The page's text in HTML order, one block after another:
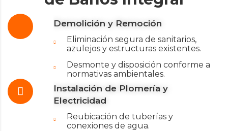
Demolición y Remoción
Eliminación segura de sanitarios,
azulejos y estructuras existentes.
Desmonte y disposición conforme a
normativas ambientales.
Instalación de Plomería y
Electricidad
Reubicación de tuberías y
conexiones de agua.